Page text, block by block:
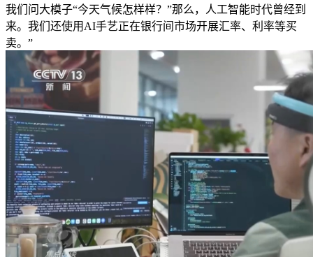
我们问大模子“今天气候怎样样？”那么，人工智能时代曾经到
来。我们还使用AI手艺正在银行间市场开展汇率、利率等买
卖。”